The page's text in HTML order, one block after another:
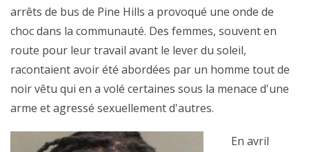
arrêts de bus de Pine Hills a provoqué une onde de
choc dans la communauté. Des femmes, souvent en
route pour leur travail avant le lever du soleil,
racontaient avoir été abordées par un homme tout de
noir vêtu qui en a volé certaines sous la menace d'une
arme et agressé sexuellement d'autres.
En avril